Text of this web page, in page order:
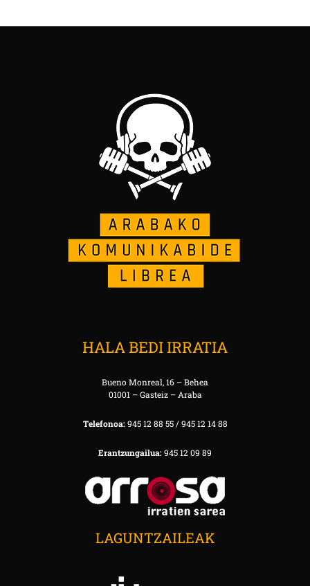
HALA BEDI IRRATIA
Bueno Monreal, 16 – Behea
01001 – Gasteiz – Araba
Telefonoa:945 12 88 55 / 945 12 14 88
Erantzungailua:945 12 09 89
LAGUNTZAILEAK